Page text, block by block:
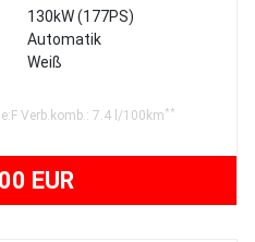
130kW (177PS)
Automatik
Weiß
Verb.komb.: 7.4 l/100km **
EUR